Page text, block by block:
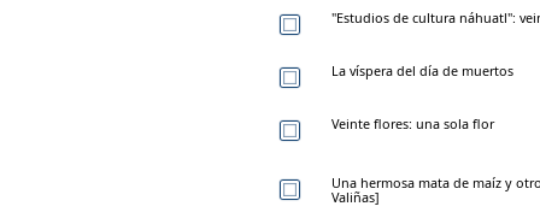
"Estudios de cultura náhuatl":
La víspera del día de muertos
Veinte flores: una sola flor
Una hermosa mata de maíz y
Valiñas]